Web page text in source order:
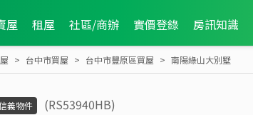
屋 租屋 社區/商辦 實價登錄 房訊知識
台中市買屋 台中市豐原區買屋 南陽綠山大別墅
義物件
(RS53940HB)